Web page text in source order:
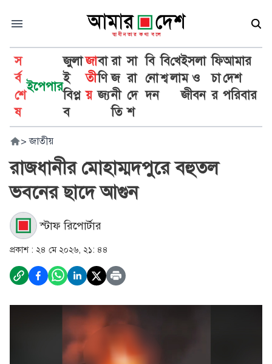
স
র্ব
শে
ষ
ইপেপার
জুলা
ই
বিপ্ল
ব
জা
তী
য়
বা
ণি
জ্য
রা
জ
নী
তি
সা
রা
দে
শ
বি
নো
দন
বি
শ্ব
খে
লা
ইসলা
ম ও
জীবন
ফি
চা
র
আমার
দেশ
পরিবার
> জাতীয়
রাজধানীর মোহাম্মদপুরে বহুতল
ভবনের ছাদে আগুন
স্টাফ রিপোর্টার
প্রকাশ : ২৪ মে ২০২৬, ২১: ৪৪